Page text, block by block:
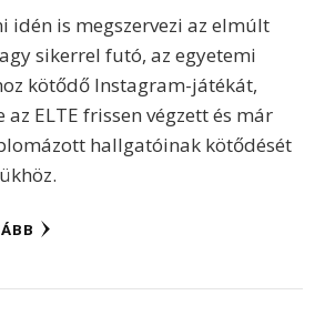
idén is megszervezi az elmúlt
sikerrel futó, az egyetemi
kötődő Instagram-játékát,
az ELTE frissen végzett és már
hallgatóinak kötődését